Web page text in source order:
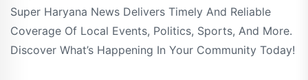
Super Haryana News Delivers Timely And Reliable
Coverage Of Local Events, Politics, Sports, And More.
Discover What’s Happening In Your Community Today!